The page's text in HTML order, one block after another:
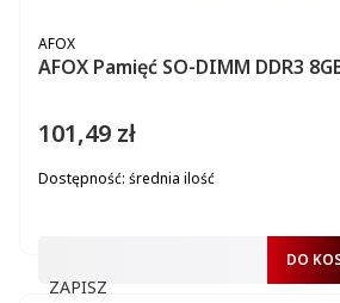
AFOX Pamięć SO-DIMM DDR3
PRODUCENT
AFOX
Cena
101,49 zł
Dostępność: średnia ilość
ZAPISZ
DO